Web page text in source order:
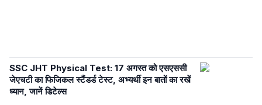
SSC JHT Physical Test: 17 अगस्त को एसएससी
जेएचटी का फिजिकल स्टैंडर्ड टेस्ट, अभ्यर्थी इन बातों का रखें
ध्यान, जानें डिटेल्स